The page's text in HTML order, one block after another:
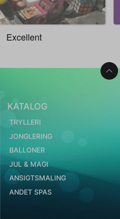
KATALOG
TRYLLERI
JONGLERING
BALLONER
JUL & MAGI
ANSIGTSMALING
ANDET SPAS